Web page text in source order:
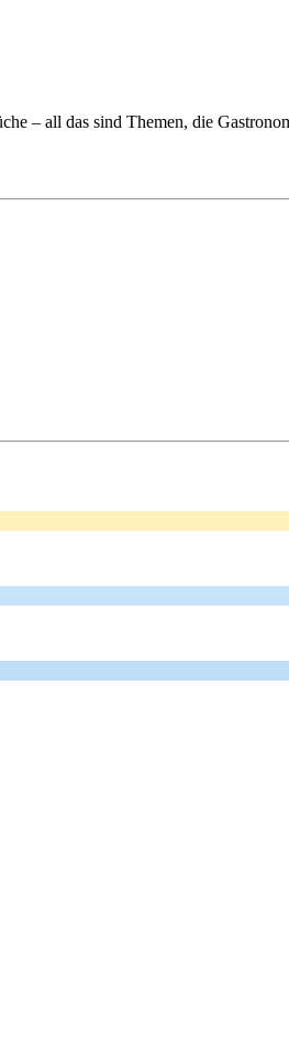
– all das sind Themen, die